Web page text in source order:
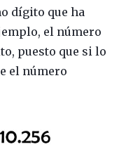
dígito que ha
el número
puesto que si lo
el número